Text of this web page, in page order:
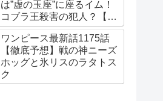
は”虚の玉座”に座るイム！
コブラ王殺害の犯人？【更
新・2026/7/15】
ワンピース最新話1175話
【徹底予想】戦の神ニーズ
ホッグと氷リスのラタトス
ク